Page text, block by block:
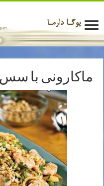
ماکارونی با